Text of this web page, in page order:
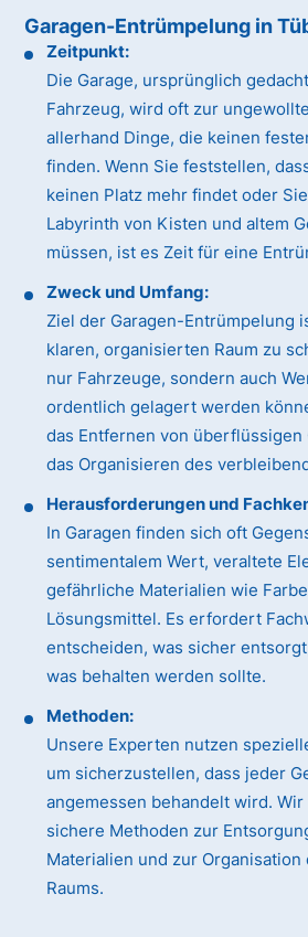
Garagen-Entrümpelung in
Zeitpunkt:
Die Garage, ursprünglich
Fahrzeug, wird oft zur
allerhand Dinge, die keinen
finden. Wenn Sie feststellen,
keinen Platz mehr findet oder
Labyrinth von Kisten und altem
müssen, ist es Zeit für eine
Zweck und Umfang:
Ziel der Garagen-Entrümpelung
klaren, organisierten Raum zu
nur Fahrzeuge, sondern auch
ordentlich gelagert werden
das Entfernen von überflüssigen
das Organisieren des
Herausforderungen und
In Garagen finden sich oft
sentimentalem Wert, veraltete
gefährliche Materialien wie
Lösungsmittel. Es erfordert
entscheiden, was sicher
was behalten werden sollte.
Methoden:
Unsere Experten nutzen
um sicherzustellen, dass jeder
angemessen behandelt wird.
sichere Methoden zur
Materialien und zur
Raums.